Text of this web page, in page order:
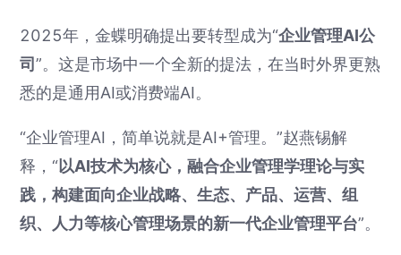
2025年，金蝶明确提出要转型成为“企业管理AI公
司”。这是市场中一个全新的提法，在当时外界更熟
悉的是通用AI或消费端AI。
“企业管理AI，简单说就是AI+管理。”赵燕锡解
释，“以AI技术为核心，融合企业管理学理论与实
践，构建面向企业战略、生态、产品、运营、组
织、人力等核心管理场景的新一代企业管理平台”。